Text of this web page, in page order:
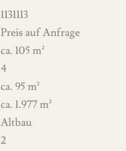
1131113
Preis auf Anfrage
ca. 105 m²
4
ca. 95 m²
ca. 1.977 m²
Altbau
2